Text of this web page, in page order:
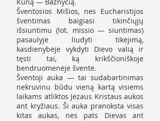
Šventosios Mišios, nes Eucharistijos
šventimas baigiasi tikinčiųjų
išsiuntimu (lot. missio — siuntimas)
pasaulyje liudyti tikėjimą,
kasdienybėje vykdyti Dievo valią ir
tęsti tai, ką krikščioniškoje
bendruomenėje šventė.
Šventoji auka — tai sudabartinimas
nekruvinu būdu vieną kartą visiems
laikams atliktos Jėzaus Kristaus aukos
ant kryžiaus. Ši auka pranoksta visas
kitas aukas, nes pats Dievas ant